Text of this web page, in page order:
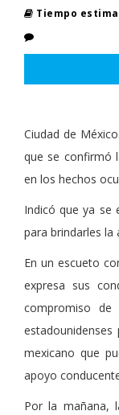
Tiempo
Ciudad de
que se confirmó
en los hechos
Indicó que ya se
para brindarles la
En un escueto
expresa sus
compromiso de
mexicano que
apoyo
Por la mañana,